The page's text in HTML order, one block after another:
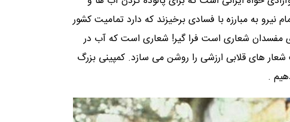
به مبارزه با فسادی برخیزند که دارد تمامیت کشور
مفسدان شعاری است فرا گیر! شعاری است که آب در
های قلابی ارزشی را روشن می سازد. کمپینی بزرگ
.